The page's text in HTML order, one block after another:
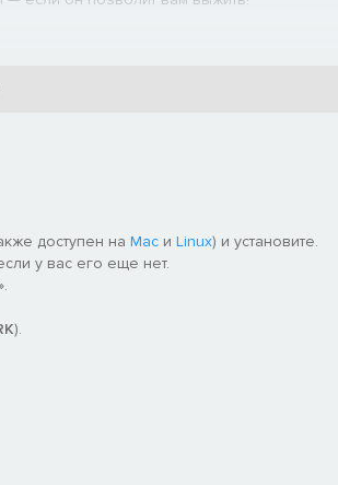
доступен на Mac и Linux) и установите.
у вас его еще нет.
).